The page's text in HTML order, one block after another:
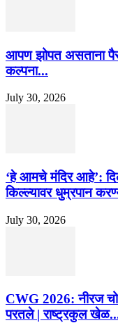
आपण झोपत असताना पैसे
कल्पना...
July 30, 2026
‘हे आमचे मंदिर आहे’:
किल्ल्यावर धुम्रपान
July 30, 2026
CWG 2026: नीरज
परतले | राष्ट्रकुल